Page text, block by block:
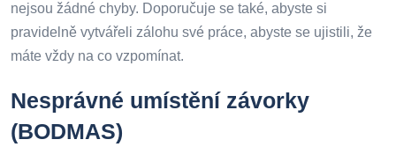
nejsou žádné chyby. Doporučuje se také, abyste si
pravidelně vytvářeli zálohu své práce, abyste se ujistili, že
máte vždy na co vzpomínat.
Nesprávné umístění závorky
(BODMAS)